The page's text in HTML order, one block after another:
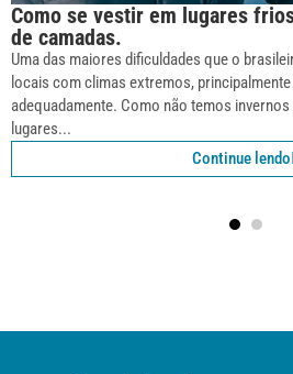
Como se vestir em lugares
de camadas.
Uma das maiores dificuldades que o
locais com climas extremos, principalmente
adequadamente. Como não temos invernos
lugares...
Continue lendo